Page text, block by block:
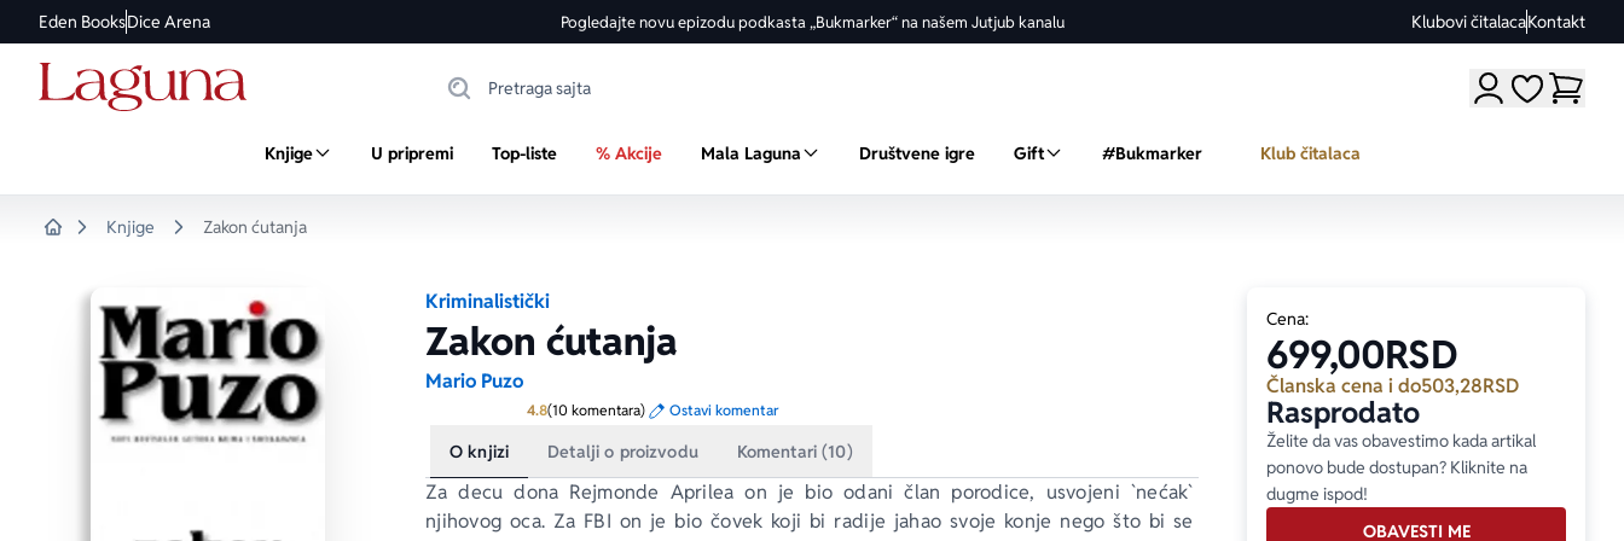
Eden BooksDice Arena Pogledajte novu epizodu podkasta „Bukmarker“ na našem Jutjub kanalu Klubovi čitalacaKontakt
Moji omiljeni
Knjige U pripremi Top-liste % Akcije Mala Laguna Društvene igre Gift #Bukmarker Klub čitalaca
Knjige Zakon ćutanja
Kriminalistički
Zakon ćutanja
Mario Puzo
4.8Prosecna ocena je 4.8 od 5
(10 komentara) Ostavi komentar
O knjizi Detalji o proizvodu Komentari (10)
Za decu dona Rejmonde Aprilea on je bio odani član porodice, usvojeni `nećak`
njihovog oca. Za FBI on je bio čovek koji bi radije jahao svoje konje nego što bi se
Cena:
699,00RSD
Članska cena i do503,28RSD
Rasprodato
Želite da vas obavestimo kada artikal
ponovo bude dostupan? Kliknite na
dugme ispod!
OBAVESTI ME